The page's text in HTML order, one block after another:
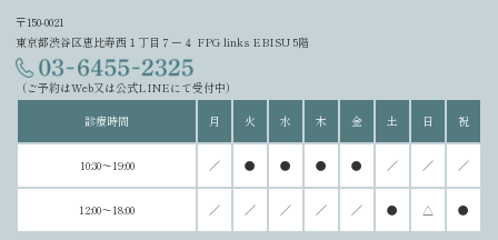
〒150-0021
東京都渋谷区恵比寿西１丁目７ー４ FPG links EBISU 5階
（ご予約はWeb又は公式LINEにて受付中）
診療時間
月 火 水 木 金 土 日 祝
10:30～19:00 ／ ● ● ● ● ／ ／ ／
12:00～18:00 ／ ／ ／ ／ ／ ● △ ●